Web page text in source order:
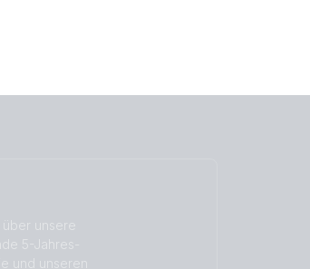
über unsere
5-Jahres-
und unseren